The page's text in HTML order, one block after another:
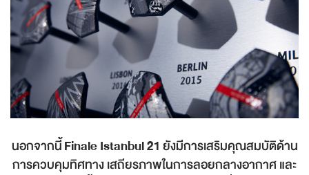
นอกจากนี้Finale Istanbul 21 ยังมีการเสริมคุณสมบัติด้าน
การควบคุมทิศทาง เสถียรภาพในการลอยกลางอากาศ และ